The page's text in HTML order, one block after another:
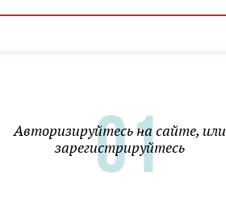
Авторизируйтесь на сайте, или
зарегистрируйтесь